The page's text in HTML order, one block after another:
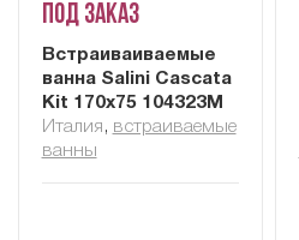
Под заказ
Встраиваиваемые
ванна Salini Cascata
Kit 170x75 104323M
Италия , встраиваемые
ванны